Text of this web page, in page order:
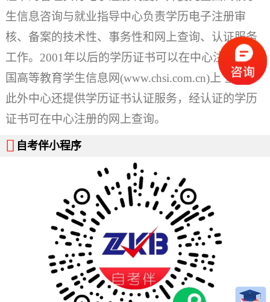
生信息咨询与就业指导中心负责学历电子注册审
核、备案的技术性、事务性和网上查询、认证服务
工作。2001年以后的学历证书可以在中心注册的中
国高等教育学生信息网(www.chsi.com.cn)上 查询，
此外中心还提供学历证书认证服务，经认证的学历
证书可在中心注册的网上查询。
 自考伴小程序